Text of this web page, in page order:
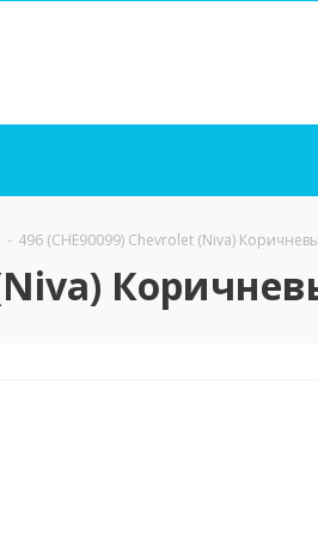
- 496 (CHE90099) Chevrolet (Niva)
(Niva)